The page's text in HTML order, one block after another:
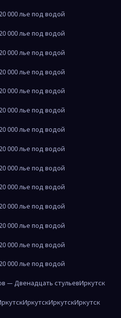
000 лье под водой
000 лье под водой
000 лье под водой
000 лье под водой
000 лье под водой
000 лье под водой
000 лье под водой
000 лье под водой
000 лье под водой
000 лье под водой
000 лье под водой
000 лье под водой
000 лье под водой
000 лье под водой
— Двенадцать стульевИркутск
ИркутскИркутскИркутск